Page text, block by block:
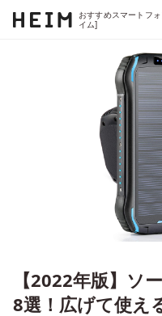
おすすめスマートフ
イム]
【2022年版】ソ
8選！広げて使え